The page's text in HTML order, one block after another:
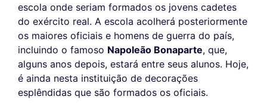
escola onde seriam formados os jovens cadetes
do exército real. A escola acolherá posteriormente
os maiores oficiais e homens de guerra do país,
incluindo o famoso Napoleão Bonaparte, que,
alguns anos depois, estará entre seus alunos. Hoje,
é ainda nesta instituição de decorações
esplêndidas que são formados os oficiais.